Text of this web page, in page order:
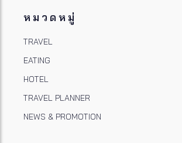
หมวดหมู่
TRAVEL
EATING
HOTEL
TRAVEL PLANNER
NEWS & PROMOTION